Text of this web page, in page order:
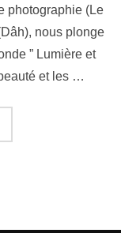
photographie (Le
nous plonge
” Lumière et
et les …